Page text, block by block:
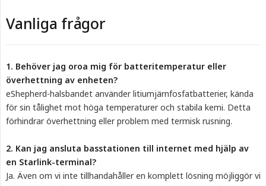
Vanliga frågor
1. Behöver jag oroa mig för batteritemperatur eller
överhettning av enheten?
eShepherd-halsbandet använder litiumjärnfosfatbatterier, kända
för sin tålighet mot höga temperaturer och stabila kemi. Detta
förhindrar överhettning eller problem med termisk rusning.
2. Kan jag ansluta basstationen till internet med hjälp av
en Starlink-terminal?
Ja. Även om vi inte tillhandahåller en komplett lösning möjliggör vi